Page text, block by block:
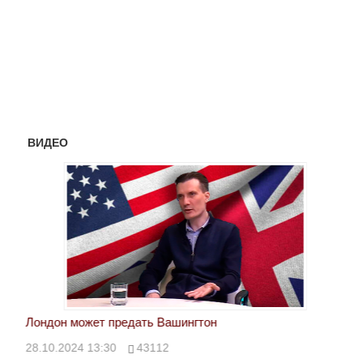
ВИДЕО
Лондон может предать Вашингтон
28.10.2024 13:30 43112